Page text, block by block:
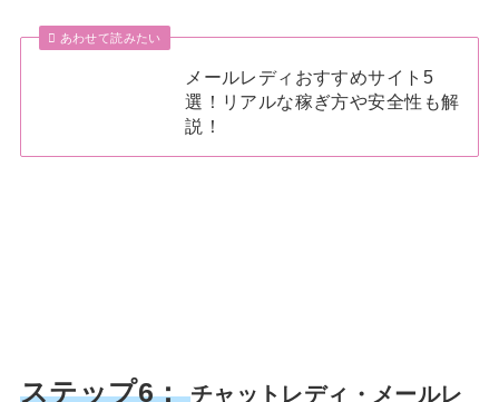
あわせて読みたい
メールレディおすすめサイト5
選！リアルな稼ぎ方や安全性も解
説！
ステップ6： チャットレディ・メールレ